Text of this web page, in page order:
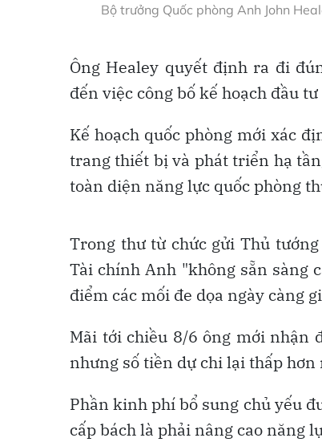
Bộ trưởng Quốc phòng Anh John
Ông Healey quyết định ra đi
đến việc công bố kế hoạch đầu
Kế hoạch quốc phòng mới xác
trang thiết bị và phát triển hạ
toàn diện năng lực quốc phòng
Trong thư từ chức gửi Thủ
Tài chính Anh "không sẵn sàng
điểm các mối đe dọa ngày càng
Mãi tới chiều 8/6 ông mới nhận
nhưng số tiền dự chi lại thấp
Phần kinh phí bổ sung chủ yếu
cấp bách là phải nâng cao năng